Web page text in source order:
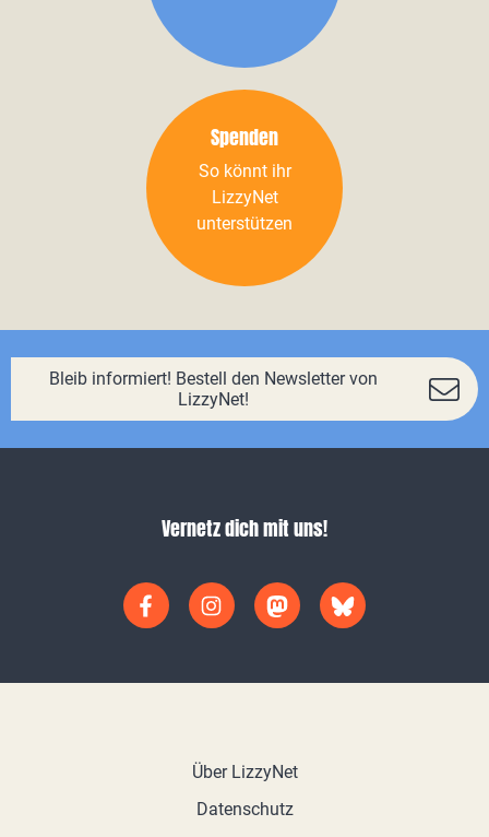
Spenden
So könnt ihr
LizzyNet
unterstützen
Bleib informiert! Bestell den Newsletter von
LizzyNet!
Vernetz dich mit uns!
Über LizzyNet
Datenschutz